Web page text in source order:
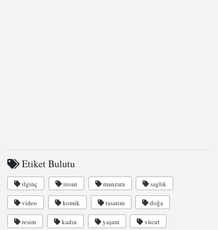
Etiket Bulutu
ilginç insan manzara saglık
video komik tasarım doğa
resim kadın yaşam vücut